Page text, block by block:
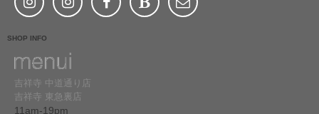
SHOP INFO
吉祥寺 中道通り店
吉祥寺 東急裏店
11am-19pm